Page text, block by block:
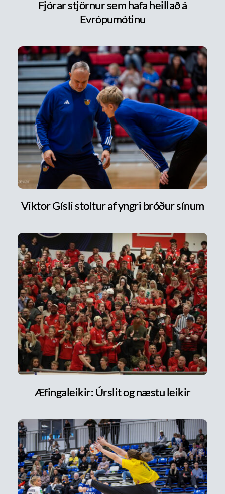
Fjórar stjörnur sem hafa heillað á
Evrópumótinu
Viktor Gísli stoltur af yngri bróður sínum
Æfingaleikir: Úrslit og næstu leikir